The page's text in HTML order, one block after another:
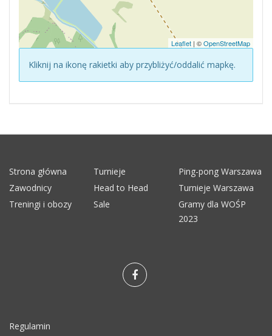
Leaflet | ©OpenStreetMap
Kliknij na ikonę rakietki aby przybliżyć/oddalić mapkę.
Strona główna Turnieje
Ping-pong Warszawa
Zawodnicy
Head to Head
Turnieje Warszawa
Treningi i obozy
Sale
Gramy dla WOŚP
2023
Regulamin